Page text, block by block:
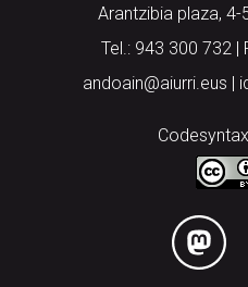
Arantzibia plaza, 4-
Tel.: 943 300 732 |
andoain@aiurri.eus |